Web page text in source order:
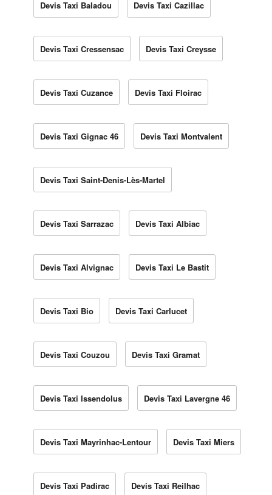
Devis Taxi Baladou Devis Taxi Cazillac
Devis Taxi Cressensac Devis Taxi Creysse
Devis Taxi Cuzance Devis Taxi Floirac
Devis Taxi Gignac 46 Devis Taxi Montvalent
Devis Taxi Saint-Denis-Lès-Martel
Devis Taxi Sarrazac Devis Taxi Albiac
Devis Taxi Alvignac Devis Taxi Le Bastit
Devis Taxi Bio Devis Taxi Carlucet
Devis Taxi Couzou Devis Taxi Gramat
Devis Taxi Issendolus Devis Taxi Lavergne 46
Devis Taxi Mayrinhac-Lentour Devis Taxi Miers
Devis Taxi Padirac Devis Taxi Reilhac